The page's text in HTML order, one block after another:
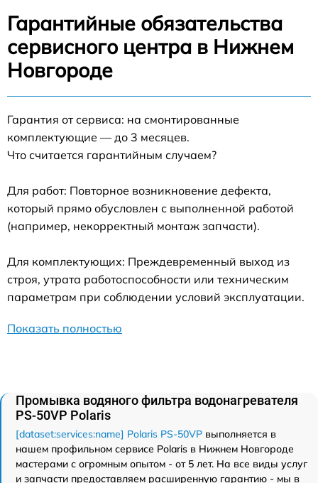
Гарантийные обязательства
сервисного центра в Нижнем
Новгороде
Гарантия от сервиса: на смонтированные
комплектующие — до 3 месяцев.
Что считается гарантийным случаем?
Для работ: Повторное возникновение дефекта,
который прямо обусловлен с выполненной работой
(например, некорректный монтаж запчасти).
Для комплектующих: Преждевременный выход из
строя, утрата работоспособности или техническим
параметрам при соблюдении условий эксплуатации.
Показать полностью
Промывка водяного фильтра водонагревателя
PS-50VP Polaris
[dataset:services:name] Polaris PS-50VP выполняется в
нашем профильном сервисе Polaris в Нижнем Новгороде
мастерами с огромным опытом - от 5 лет. На все виды услуг
и запчасти предоставляем расширенную гарантию - мы в